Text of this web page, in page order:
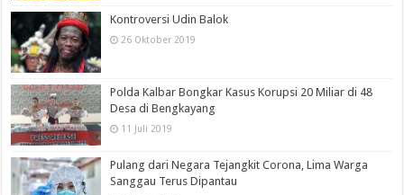
Kontroversi Udin Balok
26 Oktober 2019
Polda Kalbar Bongkar Kasus Korupsi 20 Miliar di 48
Desa di Bengkayang
11 Juli 2019
Pulang dari Negara Tejangkit Corona, Lima Warga
Sanggau Terus Dipantau